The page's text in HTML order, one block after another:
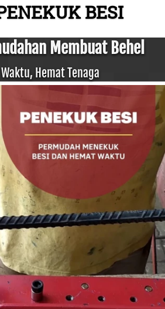
BESI
Membuat Behel
Hemat Tenaga